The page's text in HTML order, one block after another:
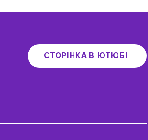
СТОРІНКА В ЮТЮБІ